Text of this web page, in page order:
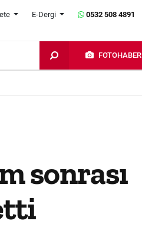
E-Dergi 0532 508 4891
FOTOHABER
sonrası